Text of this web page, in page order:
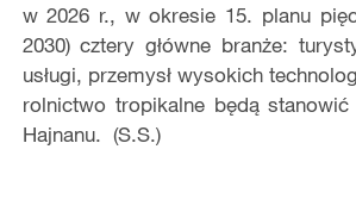
w 2026 r., w okresie 15. planu
2030) cztery główne branże:
usługi, przemysł wysokich
rolnictwo tropikalne będą
Hajnanu. (S.S.)